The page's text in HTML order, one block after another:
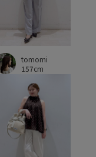
華やか
tomomi
157cm